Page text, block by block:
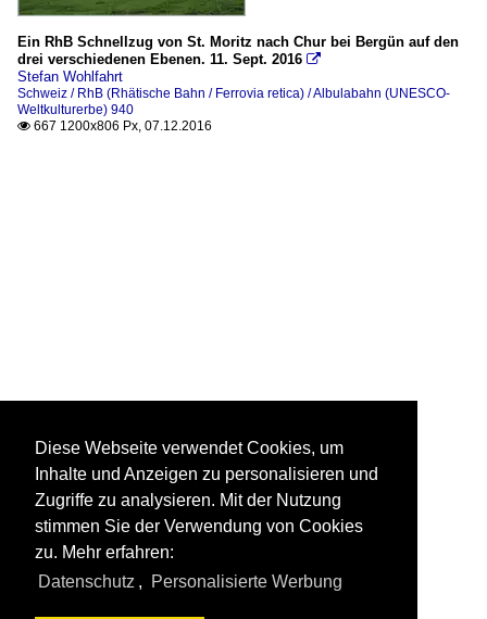
Ein RhB Schnellzug von St. Moritz nach Chur bei Bergün auf den
drei verschiedenen Ebenen. 11. Sept. 2016 
Stefan Wohlfahrt
Schweiz / RhB (Rhätische Bahn / Ferrovia retica) / Albulabahn (UNESCO-
Weltkulturerbe) 940
 667 1200x806 Px, 07.12.2016
Diese Webseite verwendet Cookies, um
Inhalte und Anzeigen zu personalisieren und
Zugriffe zu analysieren. Mit der Nutzung
stimmen Sie der Verwendung von Cookies
zu. Mehr erfahren:
Datenschutz , Personalisierte Werbung